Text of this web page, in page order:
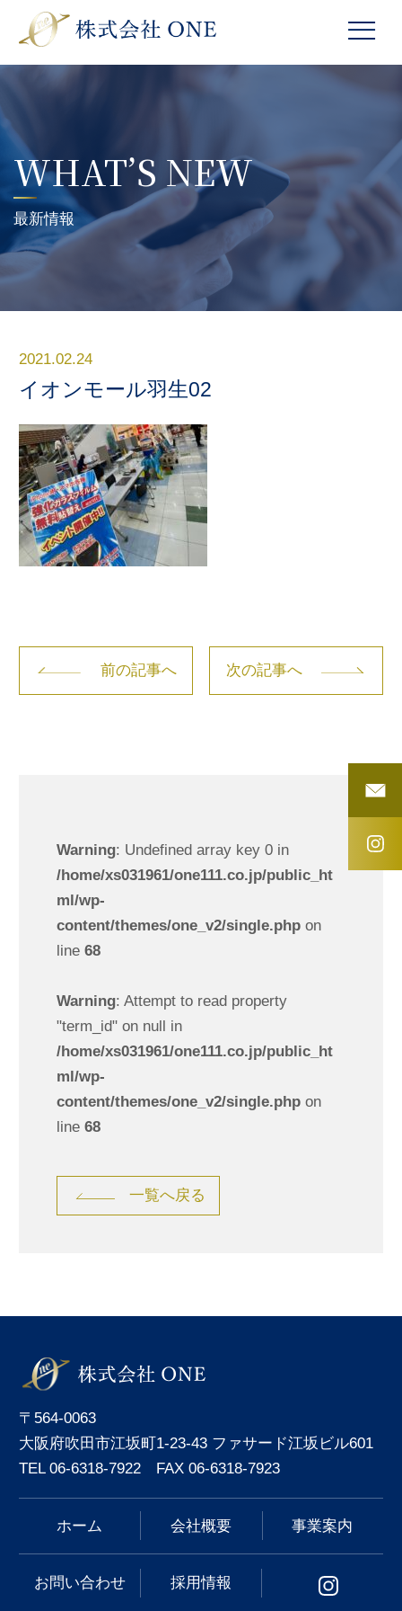
WHAT’S NEW
最新情報
2021.02.24
イオンモール羽生02
前の記事へ 次の記事へ
Warning: Undefined array key 0 in
/home/xs031961/one111.co.jp/public_ht
ml/wp-
content/themes/one_v2/single.phpon
line 68
Warning: Attempt to read property
"term_id" on null in
/home/xs031961/one111.co.jp/public_ht
ml/wp-
content/themes/one_v2/single.phpon
line 68
一覧へ戻る
〒564-0063
大阪府吹田市江坂町1-23-43 ファサード江坂ビル601
TEL 06-6318-7922 FAX 06-6318-7923
ホーム 会社概要 事業案内
お問い合わせ 採用情報